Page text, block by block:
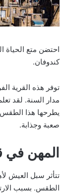
احتضن متع الحياة
كندوفان.
توفر هذه القرية
مدار السنة. لقد
يطرحها هذا الطقس
صعبة وجذابة.
المهن في
تتأثر سبل العيش
الطقس. بسبب